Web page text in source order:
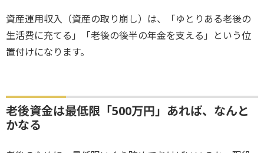
資産運用収入（資産の取り崩し）は、「ゆとりある老後の
生活費に充てる」「老後の後半の年金を支える」という位
置付けになります。
老後資金は最低限「500万円」あれば、なんと
かなる